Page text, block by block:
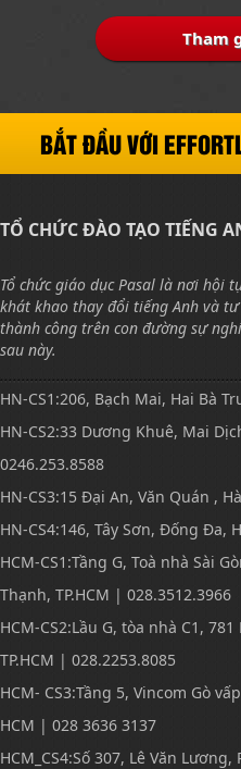
Tham
BẮT ĐẦU VỚI
TỔ CHỨC ĐÀO TẠO TIẾNG
Tổ chức giáo dục Pasal là nơi hội
khát khao thay đổi tiếng Anh và
thành công trên con đường sự
sau này.
HN-CS1:206, Bạch Mai, Hai Bà
HN-CS2:33 Dương Khuê, Mai
0246.253.8588
HN-CS3:15 Đại An, Văn Quán ,
HN-CS4:146, Tây Sơn, Đống Đa,
HCM-CS1:Tầng G, Toà nhà Sài
Thạnh, TP.HCM | 028.3512.3966
HCM-CS2:Lầu G, tòa nhà C1,
TP.HCM | 028.2253.8085
HCM- CS3:Tầng 5, Vincom Gò
HCM | 028 3636 3137
HCM_CS4:Số 307, Lê Văn Lương,